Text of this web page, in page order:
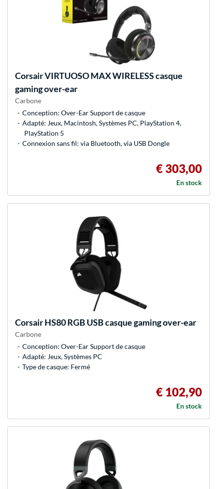
CorsairVIRTUOSO MAX WIRELESS casque
gaming over-ear
Carbone
Conception: Over-Ear Support de casque
Adapté: Jeux, Macintosh, Systèmes PC, PlayStation 4,
PlayStation 5
Connexion sans fil: via Bluetooth, via USB Dongle
€ 303,00
En stock
CorsairHS80 RGB USB casque gaming over-ear
Carbone
Conception: Over-Ear Support de casque
Adapté: Jeux, Systèmes PC
Type de casque: Fermé
€ 102,90
En stock